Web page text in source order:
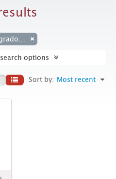
options
Sort by: Most recent